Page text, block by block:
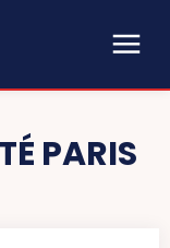
PARIS